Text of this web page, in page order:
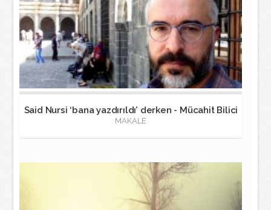
Said Nursi ‘bana yazdırıldı’ derken - Mücahit Bilici
MAKALE